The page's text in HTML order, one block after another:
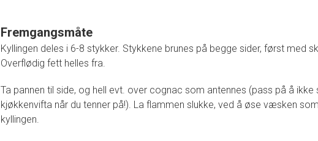
Fremgangsmåte
Kyllingen deles i 6-8 stykker. Stykkene brunes på begge sider, først med
Overflødig fett helles fra.
Ta pannen til side, og hell evt. over cognac som antennes (pass på å ikke
kjøkkenvifta når du tenner på!). La flammen slukke, ved å øse væsken
kyllingen.